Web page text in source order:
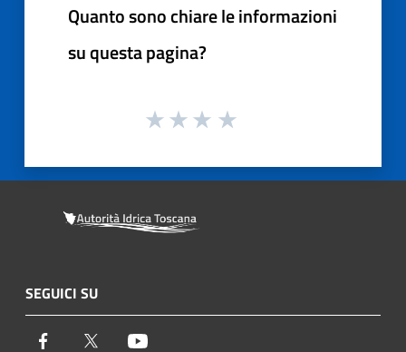
Quanto sono chiare le informazioni
su questa pagina?
SEGUICI SU
Facebook Twitter